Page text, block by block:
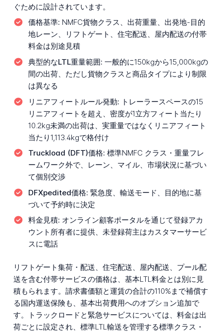
ぐために設計されています。
価格基準: NMFC貨物クラス、出荷重量、出発地-目的
地レーン、リフトゲート、住宅配送、屋内配送の付帯
料金は別途見積
典型的なLTL重量範囲: 一般的に150kgから15,000kgの
間の出荷、ただし貨物クラスと商品タイプにより制限
は異なる
リニアフィートルール発動: トレーラースペースの15
リニアフィートを超え、密度が1立方フィート当たり
10.2kg未満の出荷は、実重量ではなくリニアフィート
当たり1,113.4kgで格付け
Truckload (DFT)価格: 標準NMFC クラス・重量フレ
ームワーク外で、レーン、マイル、市場状況に基づい
て個別交渉
DFXpedited価格: 緊急度、輸送モード、目的地に基
づいて予約時に決定
料金見積: オンライン顧客ポータルを通じて登録アカ
ウント所有者に提供、未登録荷主はカスタマーサービ
スに電話
リフトゲート集荷・配送、住宅配送、屋内配送、プール配
送を含む付帯サービスの価格は、基本LTL料金とは別に見
積もられます。請求書価額と運賃の合計の110%まで補償す
る国内運送保険も、基本出荷費用へのオプション追加で
す。トラックロードと緊急サービスについては、料金は出
荷ごとに設定され、標準LTL輸送を管理する標準クラス・